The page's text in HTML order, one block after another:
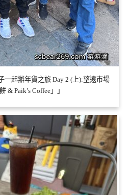
一起辦年貨之旅 Day 2 (上):望遠市場
& Paik’s Coffee」」